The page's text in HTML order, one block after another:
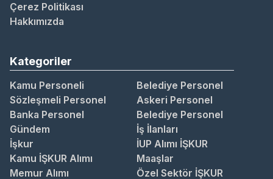
Çerez Politikası
Hakkımızda
Kategoriler
Kamu Personeli
Belediye Personel
Sözleşmeli Personel
Askeri Personel
Banka Personel
Belediye Personel
Gündem
İş İlanları
İşkur
İUP Alımı İŞKUR
Kamu İŞKUR Alımı
Maaşlar
Memur Alımı
Özel Sektör İŞKUR